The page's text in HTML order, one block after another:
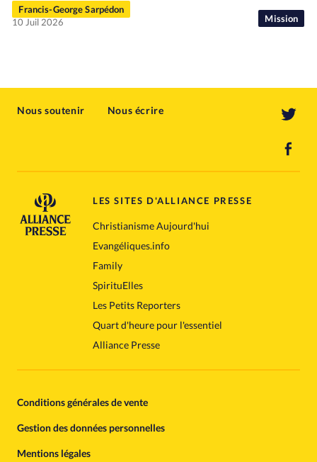
Mission
Francis-George Sarpédon
10 Juil 2026
Nous soutenir Nous écrire
LES SITES D'ALLIANCE PRESSE
Christianisme Aujourd'hui
Evangéliques.info
Family
SpirituElles
Les Petits Reporters
Quart d'heure pour l'essentiel
Alliance Presse
Conditions générales de vente
Gestion des données personnelles
Mentions légales